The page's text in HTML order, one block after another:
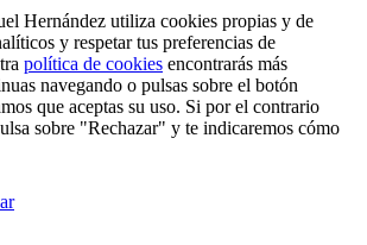
Hernández utiliza cookies propias y de
y respetar tus preferencias de
política de cookies encontrarás más
navegando o pulsas sobre el botón
que aceptas su uso. Si por el contrario
sobre "Rechazar" y te indicaremos cómo